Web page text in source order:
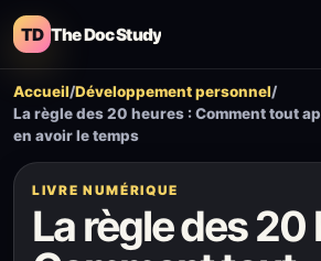
TD The Doc Study
Accueil/Développement personnel/
La règle des 20 heures : Comment tout
en avoir le temps
LIVRE NUMÉRIQUE
La règle des 20